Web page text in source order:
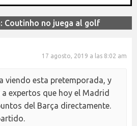
Coutinho no juega al golf
17 agosto, 2019 a las 8:02 am
viendo esta pretemporada, y
expertos que hoy el Madrid
del Barça directamente.